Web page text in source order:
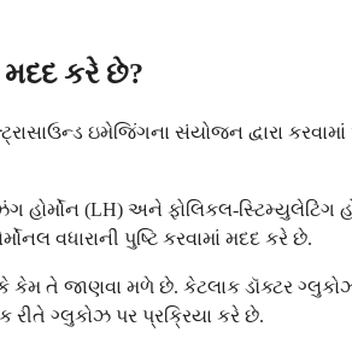
મદદ કરે છે?
ઇમેજિંગના સંયોજન દ્વારા
હોર્મોન (LH) અને ફોલિકલ-
વધારાની પુષ્ટિ કરવામાં મદદ કરે છે.
કેમ તે જાણવા મળે છે. કેટલાક ડૉક્ટર
ગ્લુકોઝ પર પ્રક્રિયા કરે છે.